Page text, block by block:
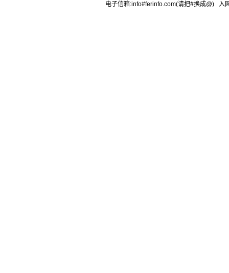
电子信箱:info#ferinfo.com(请把#换成@)